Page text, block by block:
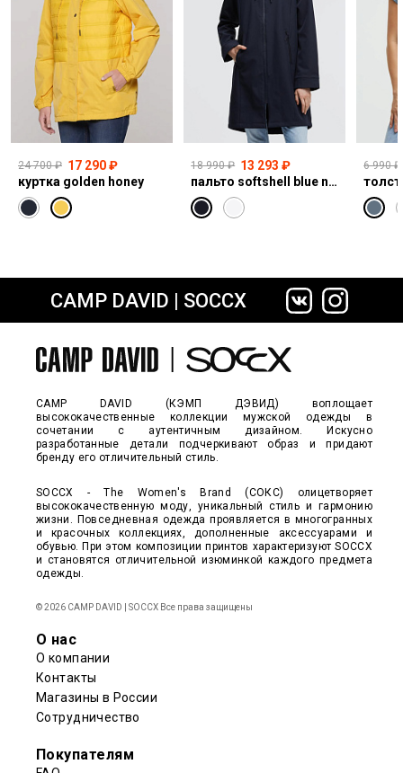
сайте СДЭК
24 700 ₽ 17 290 ₽
куртка golden honey
18 990 ₽ 13 293 ₽
пальто softshell blue navy
6 990 ₽
CAMP DAVID | SOCCX
CAMP DAVID (КЭМП ДЭВИД) воплощает
высококачественные коллекции мужской одежды в
сочетании с аутентичным дизайном. Искусно
разработанные детали подчеркивают образ и придают
бренду его отличительный стиль.
SOCCX - The Women's Brand (СОКС) олицетворяет
высококачественную моду, уникальный стиль и гармонию
жизни. Повседневная одежда проявляется в многогранных
и красочных коллекциях, дополненные аксессуарами и
обувью. При этом композиции принтов характеризуют SOCCX
и становятся отличительной изюминкой каждого предмета
одежды.
© 2026 CAMP DAVID | SOCCX Все права защищены
О нас
О компании
Контакты
Магазины в России
Сотрудничество
Покупателям